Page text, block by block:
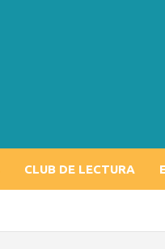
CLUB DE LECTURA